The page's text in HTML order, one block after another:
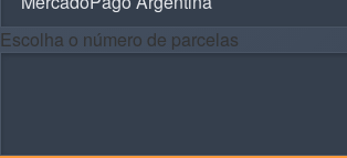
Escolha o número de parcelas